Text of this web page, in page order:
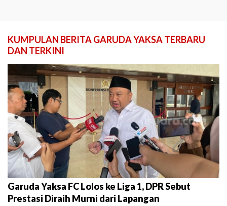
KUMPULAN BERITA GARUDA YAKSA TERBARU
DAN TERKINI
Garuda Yaksa FC Lolos ke Liga 1, DPR Sebut
Prestasi Diraih Murni dari Lapangan